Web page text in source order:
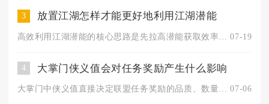
3 放置江湖怎样才能更好地利用江湖潜能
07-19
4 大掌门侠义值会对任务奖励产生什么影响
07-06